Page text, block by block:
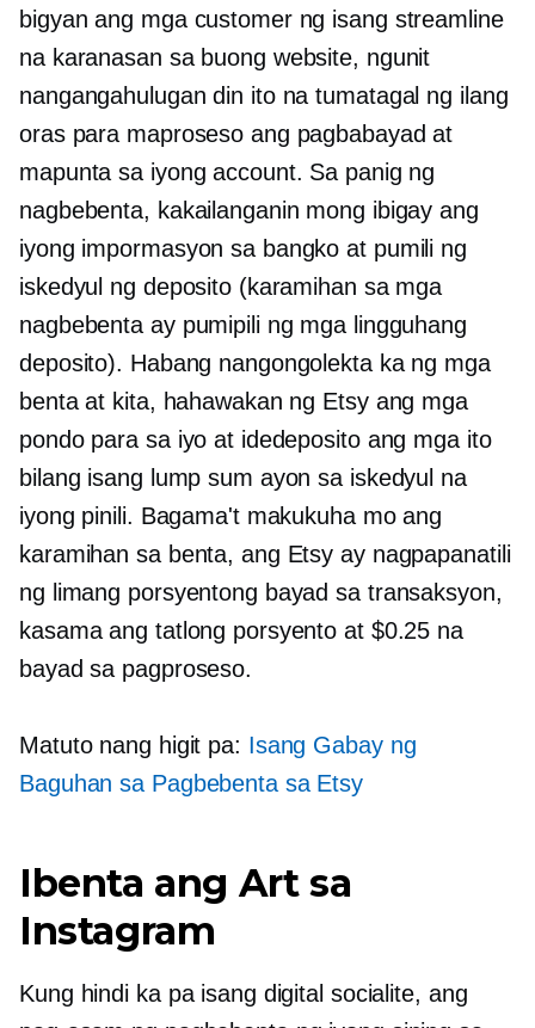
bigyan ang mga customer ng isang streamline
na karanasan sa buong website, ngunit
nangangahulugan din ito na tumatagal ng ilang
oras para maproseso ang pagbabayad at
mapunta sa iyong account. Sa panig ng
nagbebenta, kakailanganin mong ibigay ang
iyong impormasyon sa bangko at pumili ng
iskedyul ng deposito (karamihan sa mga
nagbebenta ay pumipili ng mga lingguhang
deposito). Habang nangongolekta ka ng mga
benta at kita, hahawakan ng Etsy ang mga
pondo para sa iyo at idedeposito ang mga ito
bilang isang lump sum ayon sa iskedyul na
iyong pinili. Bagama't makukuha mo ang
karamihan sa benta, ang Etsy ay nagpapanatili
ng limang porsyentong bayad sa transaksyon,
kasama ang tatlong porsyento at $0.25 na
bayad sa pagproseso.
Matuto nang higit pa: Isang Gabay ng
Baguhan sa Pagbebenta sa Etsy
Ibenta ang Art sa
Instagram
Kung hindi ka pa isang digital socialite, ang